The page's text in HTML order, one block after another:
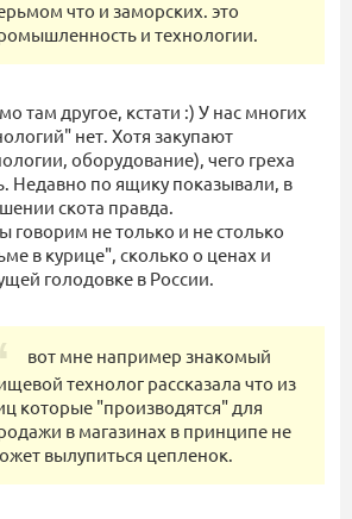
что и заморских. это
и технологии.
там другое, кстати :) У нас многих
нет. Хотя закупают
оборудование), чего греха
Недавно по ящику показывали, в
скота правда.
говорим не только и не столько
в курице", сколько о ценах и
голодовке в России.
вот мне например знакомый
технолог рассказала что из
которые "производятся" для
в магазинах в принципе не
вылупиться цепленок.